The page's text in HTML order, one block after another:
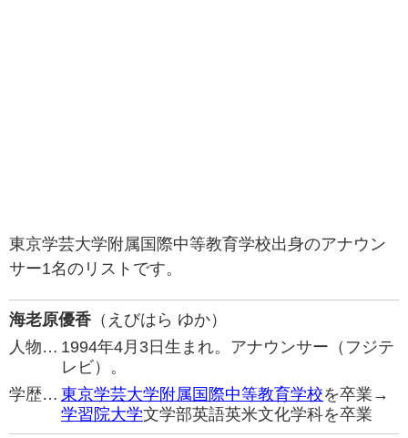
東京学芸大学附属国際中等教育学校出身のアナウン
サー1名のリストです。
海老原優香 （えびはら ゆか）
人物… 1994年4月3日生まれ。アナウンサー（フジテ
レビ）。
学歴… 東京学芸大学附属国際中等教育学校を卒業→
学習院大学文学部英語英米文化学科を卒業